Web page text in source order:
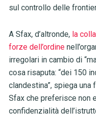
sul controllo delle
A Sfax, d’altronde, la
forze dell’ordine
irregolari in cambio di
cosa risaputa: “dei 150
clandestina”, spiega una
Sfax che preferisce non
confidenzialità